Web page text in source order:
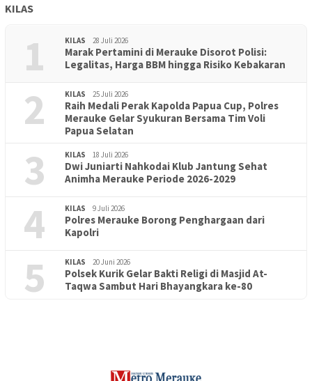
KILAS
1 KILAS 28 Juli 2026
Marak Pertamini di Merauke Disorot Polisi:
Legalitas, Harga BBM hingga Risiko Kebakaran
2 KILAS 25 Juli 2026
Raih Medali Perak Kapolda Papua Cup, Polres
Merauke Gelar Syukuran Bersama Tim Voli
Papua Selatan
3 KILAS 18 Juli 2026
Dwi Juniarti Nahkodai Klub Jantung Sehat
Animha Merauke Periode 2026-2029
4 KILAS 9 Juli 2026
Polres Merauke Borong Penghargaan dari
Kapolri
5 KILAS 20 Juni 2026
Polsek Kurik Gelar Bakti Religi di Masjid At-
Taqwa Sambut Hari Bhayangkara ke-80
PENDIDIKAN 18 Juni 2026
Lepas Puluhan Peserta Didik, TK Yapis 2 Merauke Siapkan